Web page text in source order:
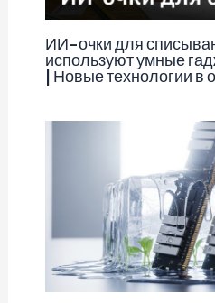
ИИ-очки для
используют умные
| Новые технологии в